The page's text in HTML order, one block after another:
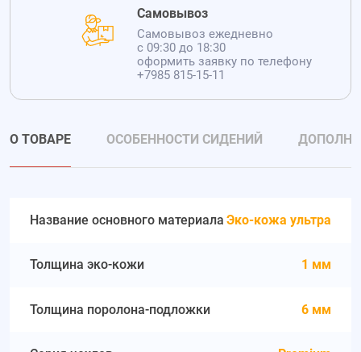
Самовывоз
Самовывоз ежедневно
с 09:30 до 18:30
оформить заявку по телефону
+7985 815-15-11
О ТОВАРЕ ОСОБЕННОСТИ СИДЕНИЙ
Название основного материала Эко-кожа ультра
Толщина эко-кожи 1 мм
Толщина поролона-подложки 6 мм